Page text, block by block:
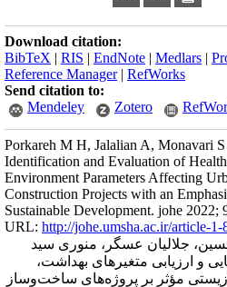
Download citation:
BibTeX | RIS | EndNote | Medlars |
Reference Manager| RefWorks
Send citation to:
Mendeley
Zotero
Porkareh M H, Jalalian A, Monavari
Identification and Evaluation of
Environment Parameters Affecting
Construction Projects with an
Sustainable Development. johe 2022;
URL: http://johe.umsha.ac.ir/article-1-
جلالیان عسگر، منوری سید
و ارزیابی متغیرهای بهداشت،
مؤثر بر پروژه‌های ساخت‌وساز